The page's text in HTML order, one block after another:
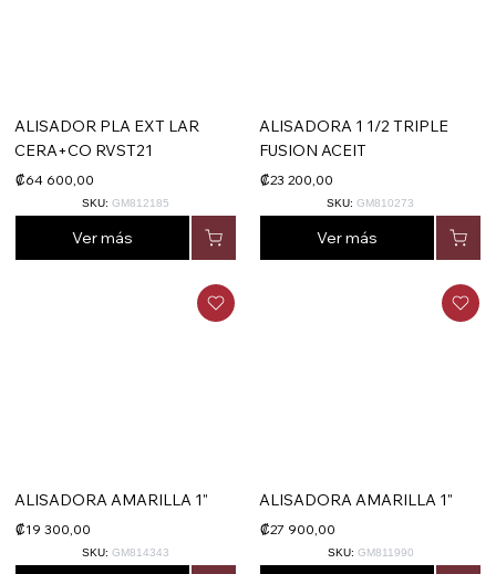
ALISADOR PLA EXT LAR
CERA+CO RVST21
₡64 600,00
Ver más
SKU: GM812185
ALISADORA 1 1/2 TRIPLE
FUSION ACEIT
₡23 200,00
Ver más
SKU:GM810273
ALISADORA AMARILLA 1"
₡19 300,00
SKU: GM814343
ALISADORA AMARILLA 1"
₡27 900,00
SKU: GM811990